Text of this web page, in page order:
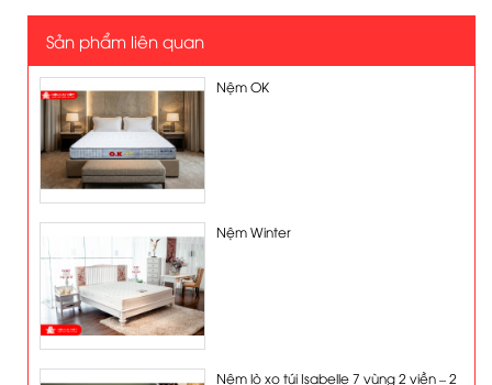
Sản phẩm liên quan
Nệm OK
Nệm Winter
Nệm lò xo túi Isabelle 7 vùng 2 viền – 2